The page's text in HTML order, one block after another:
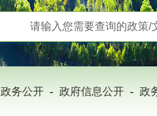
政务公开 - 政府信息公开 - 政